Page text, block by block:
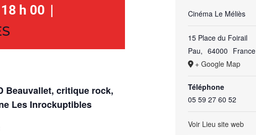
h 00 |
Beauvallet, critique rock,
Les Inrockuptibles
Cinéma Le Méliès
15 Place du Foirail
Pau, 64000 France
+ Google Map
Téléphone
05 59 27 60 52
Voir Lieu site web